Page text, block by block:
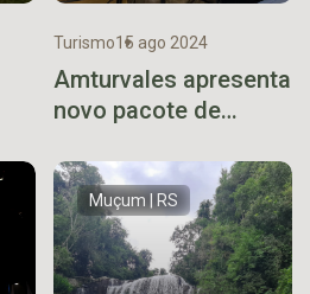
Turismo15 ago 2024
Amturvales apresenta
novo pacote de
Muçum | RS